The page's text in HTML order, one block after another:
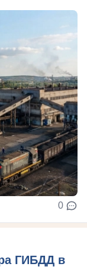
0
ГИБДД в